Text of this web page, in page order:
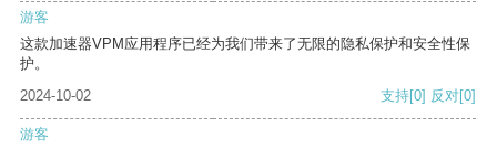
游客
这款加速器VPM应用程序已经为我们带来了无限的隐私保护和安全性保
护。
2024-10-02
支持[0] 反对[0]
游客